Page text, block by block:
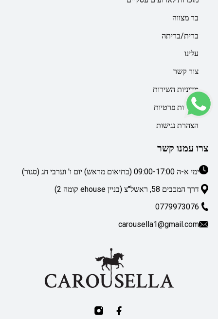
בר מצווה
ברית/בריתה
עלינו
צור קשר
מדיניות השירות
מדיניות פרטיות
הצהרת נגישות
צרו עמנו קשר
ימי א-ה 09:00-17:00 (בתיאום מראש) יום ו' וערבי חג (סגור)
דרך המכבים 58, ראשל"צ (בניין ehouse קומה 2)
0779973076
carousella1@gmail.com